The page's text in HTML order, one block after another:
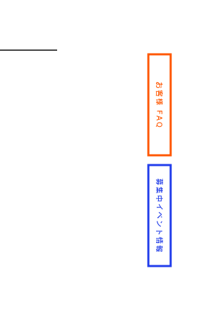
募集中イベント情報
お客様 FAQ